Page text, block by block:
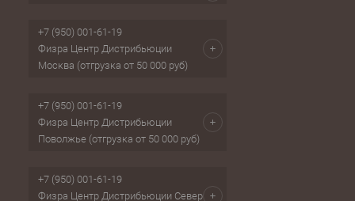
+7 (950) 001-61-19
Физра Центр Дистрибьюции
Москва (отгрузка от 50 000 руб)
+7 (950) 001-61-19
Физра Центр Дистрибьюции
Поволжье (отгрузка от 50 000 руб)
+7 (950) 001-61-19
Физра Центр Дистрибьюции Север